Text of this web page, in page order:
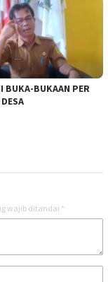
BUKA-BUKAAN PER
wajib ditandai *